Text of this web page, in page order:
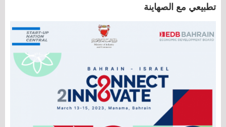
تطبيعي مع الصهاينة